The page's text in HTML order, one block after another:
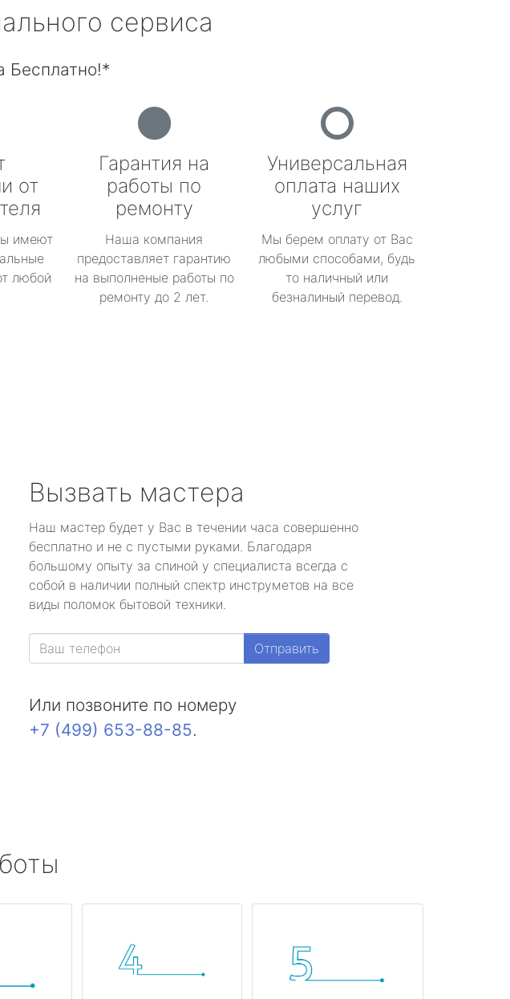
сервиса
Бесплатно!*
от
имеют
любой
Гарантия на
работы по
ремонту
Наша компания
предоставляет гарантию
на выполненые работы по
ремонту до 2 лет.
Универсальная
оплата наших
услуг
Мы берем оплату от Вас
любыми способами, будь
то наличный или
безналиный перевод.
Вызвать мастера
Наш мастер будет у Вас в течении часа совершенно
бесплатно и не с пустыми руками. Благодаря
большому опыту за спиной у специалиста всегда с
собой в наличии полный спектр инструметов на все
виды поломок бытовой техники.
Отправить
Или позвоните по номеру
+7 (499) 653-88-85.